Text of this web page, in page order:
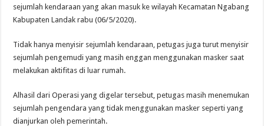
sejumlah kendaraan yang akan masuk ke wilayah Kecamatan Ngabang
Kabupaten Landak rabu (06/5/2020).
Tidak hanya menyisir sejumlah kendaraan, petugas juga turut menyisir
sejumlah pengemudi yang masih enggan menggunakan masker saat
melakukan aktifitas di luar rumah.
Alhasil dari Operasi yang digelar tersebut, petugas masih menemukan
sejumlah pengendara yang tidak menggunakan masker seperti yang
dianjurkan oleh pemerintah.